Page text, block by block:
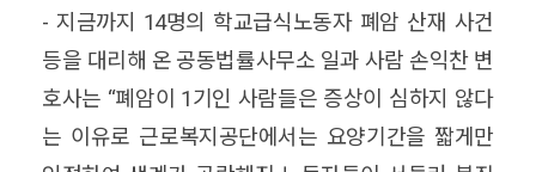
- 지금까지 14명의 학교급식노동자 폐암 산재 사건
등을 대리해 온 공동법률사무소 일과 사람 손익찬 변
호사는 “폐암이 1기인 사람들은 증상이 심하지 않다
는 이유로 근로복지공단에서는 요양기간을 짧게만